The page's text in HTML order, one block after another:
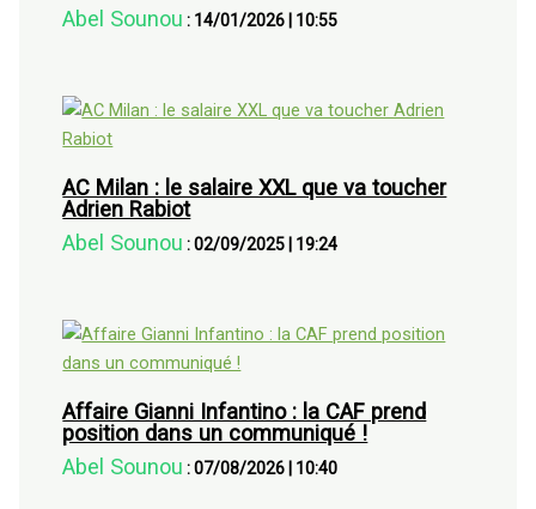
Abel Sounou : 14/01/2026 10:55
AC Milan : le salaire XXL que va toucher
Adrien Rabiot
Abel Sounou :02/09/2025 19:24
Affaire Gianni Infantino : la CAF prend
position dans un communiqué !
Abel Sounou :07/08/2026 10:40